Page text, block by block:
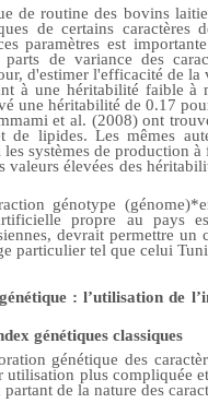
de routine des bovins
de certains
paramètres est
de variance des
d'estimer l'efficacité de
à une héritabilité faible à
une héritabilité de 0.17
et al. (2008) ont
de lipides. Les mêmes
systèmes de production
élevées des
génotype
propre au pays
devrait permettre
particulier tel que celui
: l’utilisation de
génétiques classiques
génétique des
plus compliquée
de la nature des